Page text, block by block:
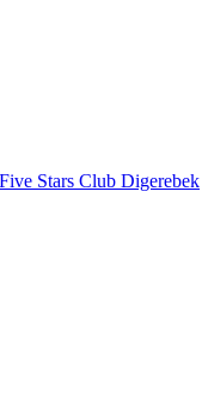
Stars Club Digerebek